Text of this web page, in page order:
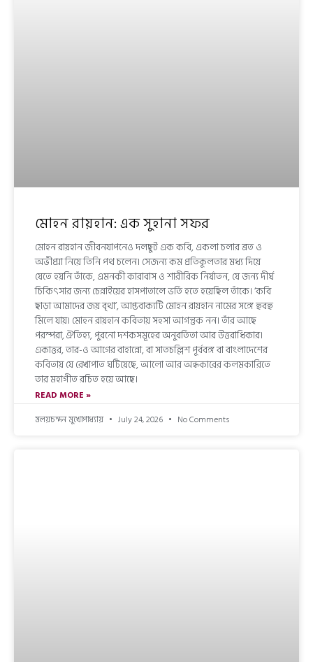
মোহন রায়হান: এক সুহানা সফর
মোহন রায়হান জীবনযাপনেও দলছুট এক কবি, একলা চলার ব্রত ও
অভীপ্সা নিয়ে তিনি পথ চলেন। সেজন্য কম প্রতিকূলতার মধ্য দিয়ে
যেতে হয়নি তাঁকে, এমনকী কারাবাস ও শারীরিক নির্যাতন, যে জন্য দীর্ঘ
চিকিৎসার জন্য চেন্নাইয়ের হাসপাতালে ভর্তি হতে হয়েছিল তাঁকে। ‘কবি
ছাড়া আমাদের জয় বৃথা’, আপ্তবাক্যটি মোহন রায়হান নামের সঙ্গে হুবহু
মিলে যায়। মোহন রায়হান কবিতায় সহসা আগন্তুক নন। তাঁর আছে
পরম্পরা, ঐতিহ্য, পুরনো দশকসমূহের অনুবর্তিতা আর উত্তরাধিকার।
একাত্তর, তার-ও আগের বাহান্নো, বা সাতচল্লিশ পূর্ববঙ্গ বা বাংলাদেশের
কবিতায় যে রেখাপাত ঘটিয়েছে, আলো আর অন্ধকারের কলমকারিতে
তার মহাগীত রচিত হয়ে আছে।
READ MORE »
মলয়চন্দন মুখোপাধ্যায়
July 24, 2026 No Comments